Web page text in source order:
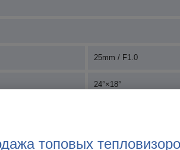
25mm / F1.0
24°×18°
топовых